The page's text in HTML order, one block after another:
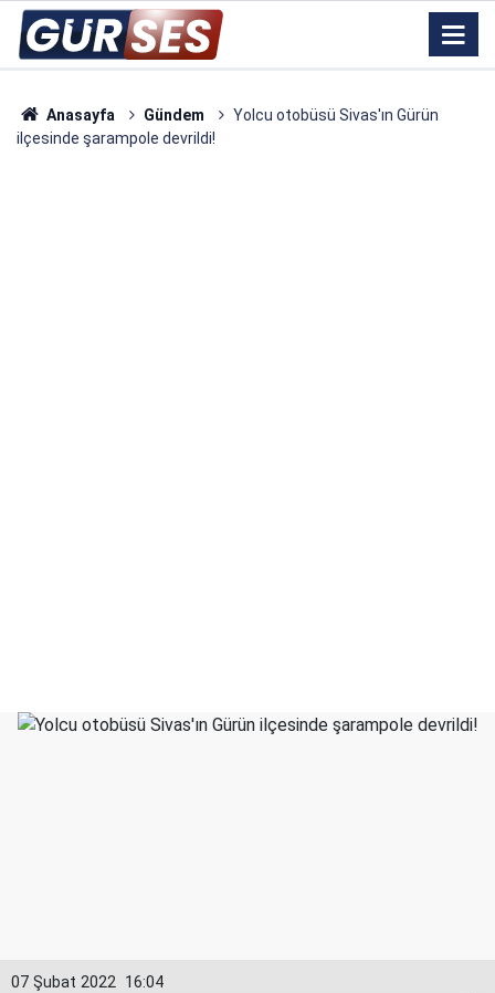
Anasayfa Gündem
Yolcu otobüsü Sivas'ın Gürün
ilçesinde şarampole devrildi!
16:04
07 Şubat 2022